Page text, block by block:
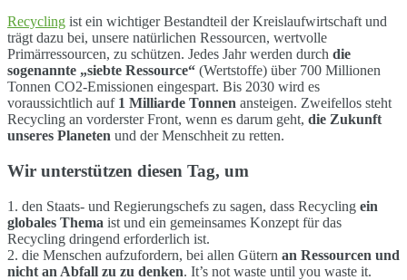
Recycling ist ein wichtiger Bestandteil der Kreislaufwirtschaft und
trägt dazu bei, unsere natürlichen Ressourcen, wertvolle
Primärressourcen, zu schützen. Jedes Jahr werden durch die
sogenannte „siebte Ressource“ (Wertstoffe) über 700 Millionen
Tonnen CO2-Emissionen eingespart. Bis 2030 wird es
voraussichtlich auf1 Milliarde Tonnen ansteigen. Zweifellos steht
Recycling an vorderster Front, wenn es darum geht, die Zukunft
unseres Planeten und der Menschheit zu retten.
Wir unterstützen diesen Tag, um
1. den Staats- und Regierungschefs zu sagen, dass Recycling ein
globales Thema ist und ein gemeinsames Konzept für das
Recycling dringend erforderlich ist.
2. die Menschen aufzufordern, bei allen Gütern an Ressourcen und
nicht an Abfall zu zu denken. It’s not waste until you waste it.